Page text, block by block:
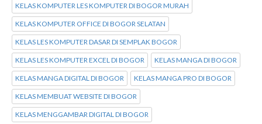
KELAS KOMPUTER LES KOMPUTER DI BOGOR MURAH
KELAS KOMPUTER OFFICE DI BOGOR SELATAN
KELAS LES KOMPUTER DASAR DI SEMPLAK BOGOR
KELAS LES KOMPUTER EXCEL DI BOGOR KELAS MANGA DI BOGOR
KELAS MANGA DIGITAL DI BOGOR KELAS MANGA PRO DI BOGOR
KELAS MEMBUAT WEBSITE DI BOGOR
KELAS MENGGAMBAR DIGITAL DI BOGOR